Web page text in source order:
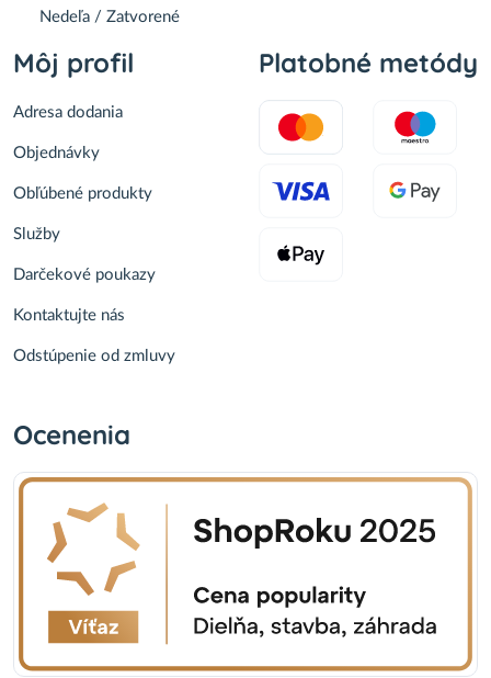
Nedeľa / Zatvorené
Môj profil
Adresa dodania
Objednávky
Obľúbené produkty
Služby
Darčekové poukazy
Kontaktujte nás
Odstúpenie od zmluvy
Platobné metódy
Ocenenia